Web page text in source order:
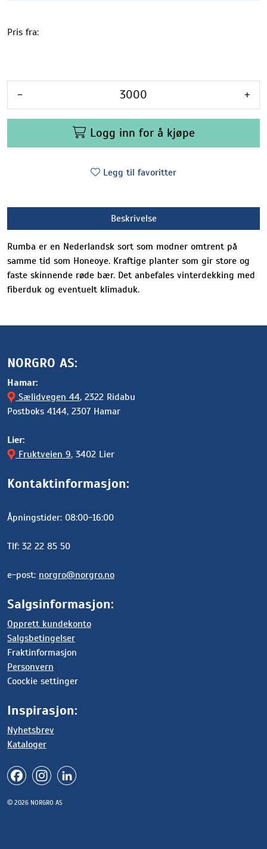
Pris fra:
- +
Logg inn for å kjøpe
Legg til favoritter
Beskrivelse
Rumba er en Nederlandsk sort som modner omtrent på
samme tid som Honeoye. Kraftige planter som gir store og
faste skinnende røde bær. Det anbefales vinterdekking med
fiberduk og eventuelt klimaduk.
NORGRO AS:
Hamar:
Sælidvegen 44, 2322 Ridabu
Postboks 4144, 2307 Hamar
Lier:
Fruktveien 9, 3402 Lier
Kontaktinformasjon:
Åpningstider: 08:00-16:00
Tlf: 32 22 85 50
e-post: norgro@norgro.no
Salgsinformasjon:
Opprett kundekonto
Salgsbetingelser
Fraktinformasjon
Personvern
Coockie settinger
Inspirasjon:
Nyhetsbrev
Kataloger
© 2026 NORGRO AS